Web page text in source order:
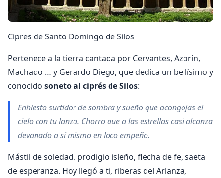
Cipres de Santo Domingo de Silos
Pertenece a la tierra cantada por Cervan­tes, Azorín,
Machado … y Gerardo Diego, que dedica un bellísimo y
conocido soneto al ciprés de Silos:
Enhiesto surtidor de sombra y sueño que acongojas el
cielo con tu lanza. Chorro que a las estrellas casi alcanza
devanado a sí mismo en loco empeño.
Mástil de soledad, prodigio isleño, flecha de fe, saeta
de esperanza. Hoy llegó a ti, riberas del Arlanza,